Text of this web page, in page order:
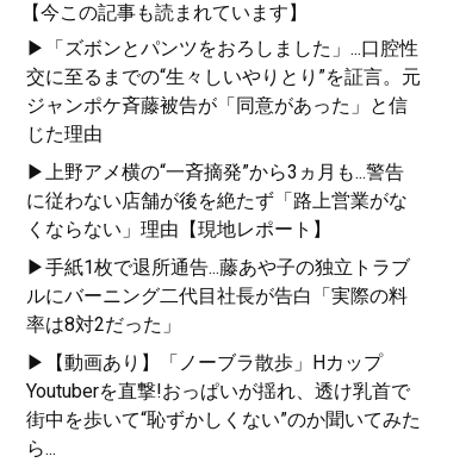
【今この記事も読まれています】
▶「ズボンとパンツをおろしました」...口腔性
交に至るまでの“生々しいやりとり”を証言。元
ジャンポケ斉藤被告が「同意があった」と信
じた理由
▶上野アメ横の“一斉摘発”から3ヵ月も...警告
に従わない店舗が後を絶たず「路上営業がな
くならない」理由【現地レポート】
▶手紙1枚で退所通告...藤あや子の独立トラブ
ルにバーニング二代目社長が告白「実際の料
率は8対2だった」
▶【動画あり】「ノーブラ散歩」Hカップ
Youtuberを直撃!おっぱいが揺れ、透け乳首で
街中を歩いて“恥ずかしくない”のか聞いてみた
ら...